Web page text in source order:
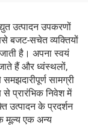
उत्पादन उपकरणों
बजट-सचेत व्यक्तियों
है। अपना स्वयं
हैं और ध्वंस्थलों,
सामग्री
से प्रारंभिक निवेश में
उत्पादन के प्रदर्शन
मूल्य एक अन्य